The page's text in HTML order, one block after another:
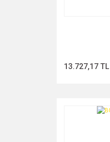
13.727,17 TL